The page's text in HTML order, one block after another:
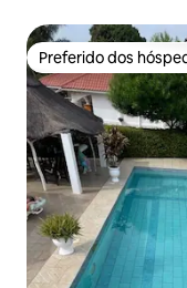
Preferido dos
Preferido dos